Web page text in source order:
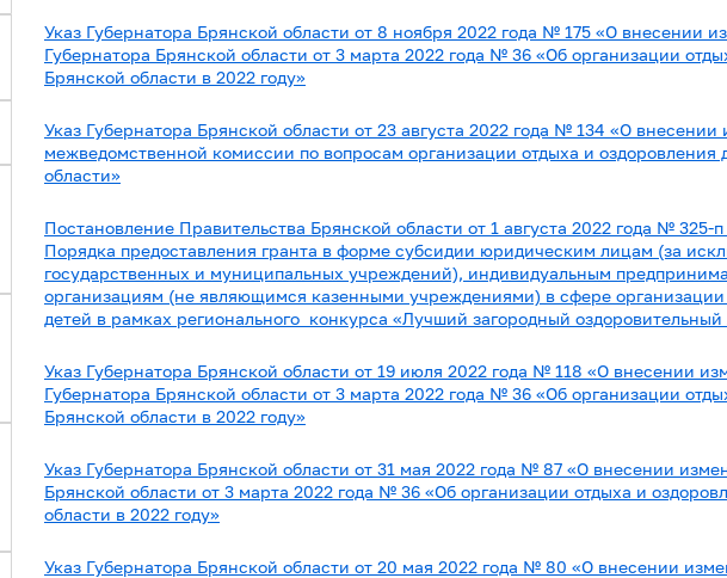
Указ Губернатора Брянской области от 8 ноября 2022 года № 175 «О внесении
Губернатора Брянской области от 3 марта 2022 года № 36 «Об организации
Брянской области в 2022 году»
Указ Губернатора Брянской области от 23 августа 2022 года № 134 «О
межведомственной комиссии по вопросам организации отдыха и оздоровления
области»
Постановление Правительства Брянской области от 1 августа 2022 года № 325-
Порядка предоставления гранта в форме субсидии юридическим лицам (за
государственных и муниципальных учреждений), индивидуальным
организациям (не являющимся казенными учреждениями) в сфере организации
детей в рамках регионального конкурса «Лучший загородный оздоровительный
Указ Губернатора Брянской области от 19 июля 2022 года № 118 «О внесении
Губернатора Брянской области от 3 марта 2022 года № 36 «Об организации
Брянской области в 2022 году»
Указ Губернатора Брянской области от 31 мая 2022 года № 87 «О внесении
Брянской области от 3 марта 2022 года № 36 «Об организации отдыха и
области в 2022 году»
Указ Губернатора Брянской области от 20 мая 2022 года № 80 «О внесении